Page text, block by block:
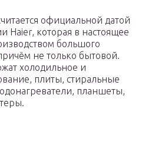
официальной датой
Haier, которая в настоящее
большого
не только бытовой.
холодильное и
плиты, стиральные
планшеты,